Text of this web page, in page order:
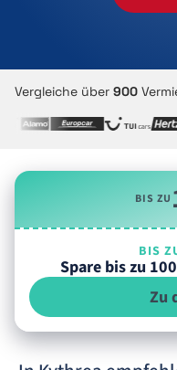
Vergleiche über 900
BIS ZU
BIS
Spare bis zu
Zu